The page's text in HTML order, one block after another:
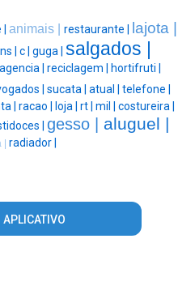
animais | restaurante | lajota |
| c | guga | salgados |
agencia | reciclagem |
hortifruti |
| sucata | atual | telefone |
| racao | loja | rt | mil | costureira |
| gesso | aluguel |
| radiador |
APLICATIVO